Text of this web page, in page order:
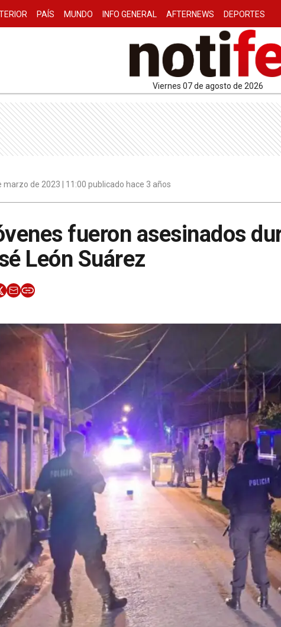
PAÍS MUNDO INFO GENERAL AFTERNEWS DEPORTES
viernes 07 de agosto de 2026
marzo de 2023 | 11:00 publicado hace 3 años
fueron asesinados
León Suárez